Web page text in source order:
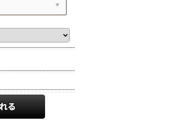
異なります
24時間以降